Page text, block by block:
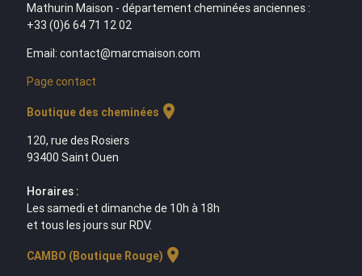
Mathurin Maison - département cheminées anciennes :
+33 (0)6 64 71 12 02
Email: contact@marcmaison.com
Page contact
Boutique des cheminées location_on
120, rue des Rosiers
93400 Saint Ouen
Horaires :
Les samedi et dimanche de 10h à 18h
et tous les jours sur RDV.
CAMBO (Boutique Rouge) location_on